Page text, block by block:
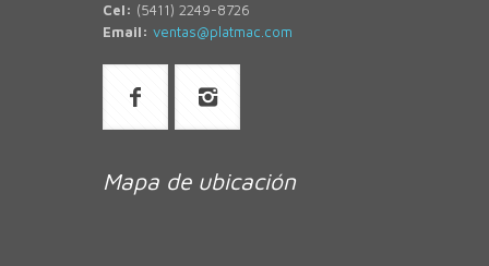
Cel: (5411) 2249-8726
Email: ventas@platmac.com
Mapa de ubicación